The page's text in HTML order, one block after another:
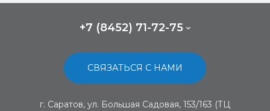
+7 (8452) 71-72-75
СВЯЗАТЬСЯ С НАМИ
г. Саратов, ул. Большая Садовая, 153/163 (ТЦ